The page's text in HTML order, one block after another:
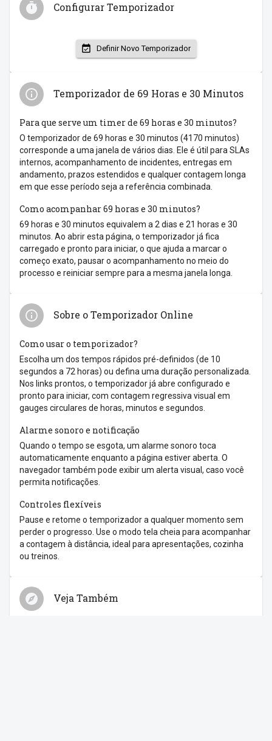
Configurar Temporizador
Definir Novo Temporizador
Temporizador de 69 Horas e 30 Minutos
Para que serve um timer de 69 horas e 30 minutos?
O temporizador de 69 horas e 30 minutos (4170 minutos)
corresponde a uma janela de vários dias. Ele é útil para SLAs
internos, acompanhamento de incidentes, entregas em
andamento, prazos estendidos e qualquer contagem longa
em que esse período seja a referência combinada.
Como acompanhar 69 horas e 30 minutos?
69 horas e 30 minutos equivalem a 2 dias e 21 horas e 30
minutos. Ao abrir esta página, o temporizador já fica
carregado e pronto para iniciar, o que ajuda a marcar o
começo exato, pausar o acompanhamento no meio do
processo e reiniciar sempre para a mesma janela longa.
Sobre o Temporizador Online
Como usar o temporizador?
Escolha um dos tempos rápidos pré-definidos (de 10
segundos a 72 horas) ou defina uma duração personalizada.
Nos links prontos, o temporizador já abre configurado e
pronto para iniciar, com contagem regressiva visual em
gauges circulares de horas, minutos e segundos.
Alarme sonoro e notificação
Quando o tempo se esgota, um alarme sonoro toca
automaticamente enquanto a página estiver aberta. O
navegador também pode exibir um alerta visual, caso você
permita notificações.
Controles flexíveis
Pause e retome o temporizador a qualquer momento sem
perder o progresso. Use o modo tela cheia para acompanhar
a contagem à distância, ideal para apresentações, cozinha
ou treinos.
Veja Também